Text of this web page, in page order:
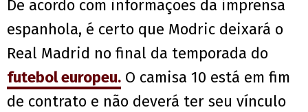
De acordo com informações da imprensa
espanhola, é certo que Modric deixará o
Real Madrid no final da temporada do
futebol europeu. O camisa 10 está em fim
de contrato e não deverá ter seu vínculo